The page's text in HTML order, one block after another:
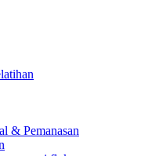
& Pemanasan